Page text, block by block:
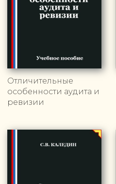
Отличительные
особенности аудита и
ревизии